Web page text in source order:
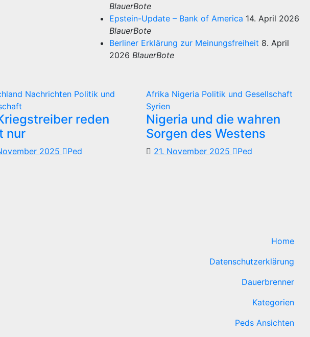
BlauerBote
Epstein-Update – Bank of America 14. April 2026
BlauerBote
Berliner Erklärung zur Meinungsfreiheit 8. April
2026 BlauerBote
Nachrichten Politik und
reden
nur
2025 Ped
Afrika Nigeria Politik und Gesellschaft
Syrien
Nigeria und die wahren
Sorgen des Westens
21. November 2025 Ped
Home
Datenschutzerklärung
Dauerbrenner
Kategorien
Peds Ansichten